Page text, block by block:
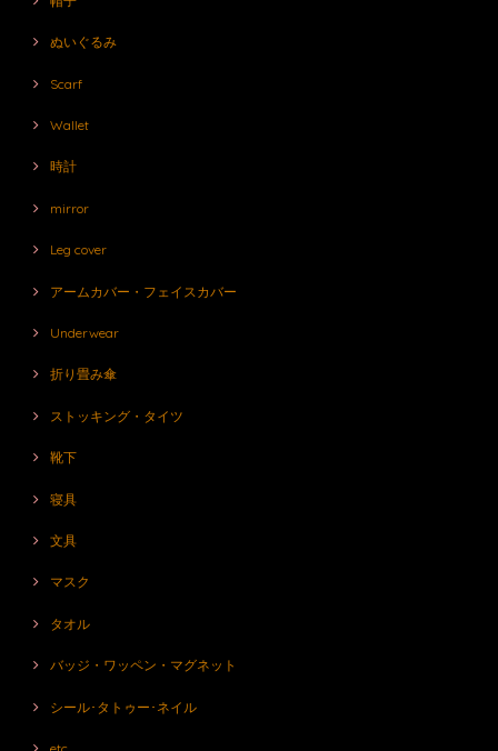
ぬいぐるみ
Scarf
Wallet
時計
mirror
Leg cover
アームカバー・フェイスカバー
Underwear
折り畳み傘
ストッキング・タイツ
靴下
寝具
文具
マスク
タオル
バッジ・ワッペン・マグネット
シール･タトゥー･ネイル